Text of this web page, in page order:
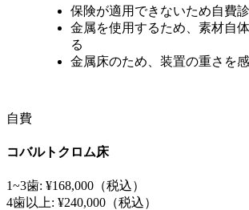
保険が適用できないため自費
金属を使用するため、素材自
る
金属床のため、装置の重さを
自費
コバルトクロム床
1~3歯: ¥168,000 （税込）
4歯以上: ¥240,000 （税込）